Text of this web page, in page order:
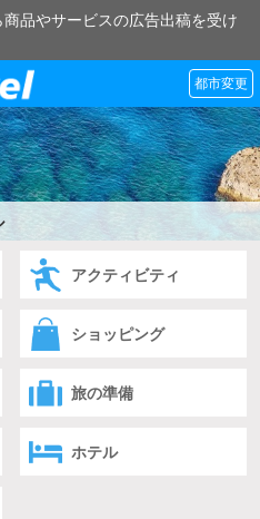
品やサービスの広告出稿を受け
都市変更
アクティビティ
ショッピング
旅の準備
ホテル